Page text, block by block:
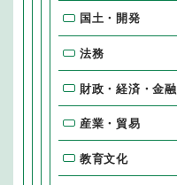
国土・開発
法務
財政・経済・金融
産業・貿易
教育文化